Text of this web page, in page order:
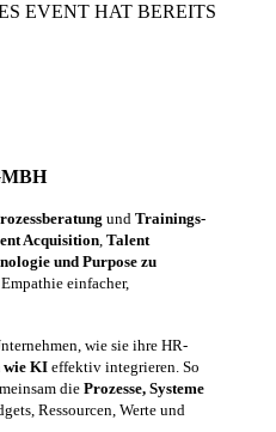
EVENT HAT BEREITS
und Trainings-
Acquisition, Talent
und Purpose zu
einfacher,
wie sie ihre HR-
wie KI effektiv integrieren. So
die Prozesse, Systeme
Ressourcen, Werte und